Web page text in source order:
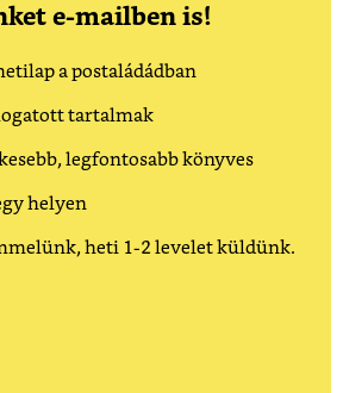
e-mailben is!
a postaládádban
tartalmak
legfontosabb könyves
helyen
heti 1-2 levelet küldünk.